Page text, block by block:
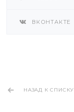
ВКОНТАКТЕ
НАЗАД К СПИСКУ